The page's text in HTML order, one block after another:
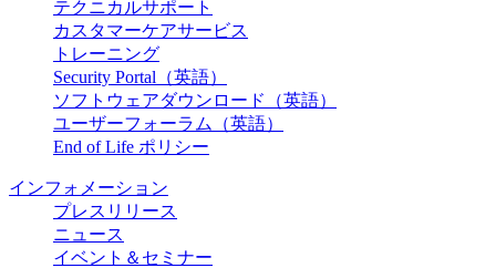
テクニカルサポート
カスタマーケアサービス
トレーニング
Security Portal（英語）
ソフトウェアダウンロード（英語）
ユーザーフォーラム（英語）
End of Life ポリシー
インフォメーション
プレスリリース
ニュース
イベント＆セミナー